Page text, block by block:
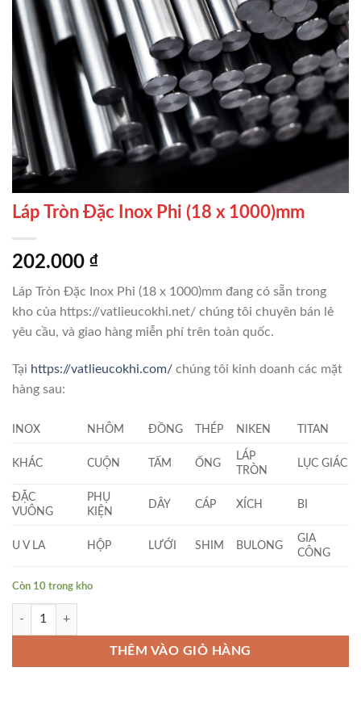
Láp Tròn Đặc Inox Phi (18 x 1000)mm
202.000 ₫
Láp Tròn Đặc Inox Phi (18 x 1000)mm đang có sẵn trong
kho của https://vatlieucokhi.net/ chúng tôi chuyên bán lẻ
yêu cầu, và giao hàng miễn phí trên toàn quốc.
Tại https://vatlieucokhi.com/ chúng tôi kinh doanh các mặt
hàng sau:
INOX NHÔM ĐỒNG THÉP NIKEN TITAN
KHÁC CUỘN TẤM ỐNG
LÁP
TRÒN
LỤC GIÁC
ĐẶC
VUÔNG
PHỤ
KIỆN
DÂY CÁP XÍCH BI
U V LA HỘP LƯỚI SHIM BULONG
GIA
CÔNG
Còn 10 trong kho
Láp Tròn Đặc Inox Phi (18 x 1000)mm số lượng
THÊM VÀO GIỎ HÀNG